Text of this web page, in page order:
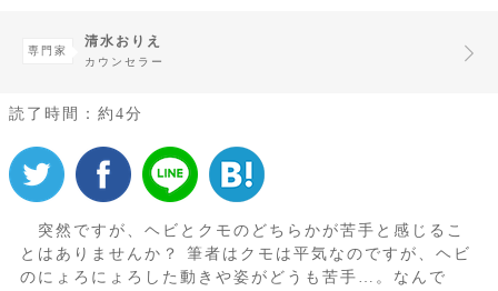
専門家
清水おりえ
カウンセラー
読了時間：約4分
突然ですが、ヘビとクモのどちらかが苦手と感じるこ
とはありませんか？ 筆者はクモは平気なのですが、ヘビ
のにょろにょろした動きや姿がどうも苦手…。なんで